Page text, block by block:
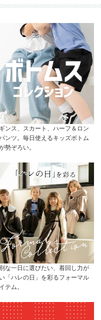
ンス、スカート、ハーフ＆ロン
ンツ。毎日使えるキッズボトム
勢ぞろい。
な一日に選びたい、着回し力が
「ハレの日」を彩るフォーマル
テム。